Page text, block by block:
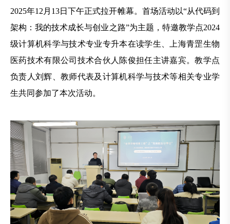
2025年12月13日下午正式拉开帷幕。首场活动以“从代码到
架构：我的技术成长与创业之路”为主题，特邀教学点2024
级计算机科学与技术专业专升本在读学生、上海青罡生物
医药技术有限公司技术合伙人陈俊担任主讲嘉宾。教学点
负责人刘辉、教师代表及计算机科学与技术等相关专业学
生共同参加了本次活动。